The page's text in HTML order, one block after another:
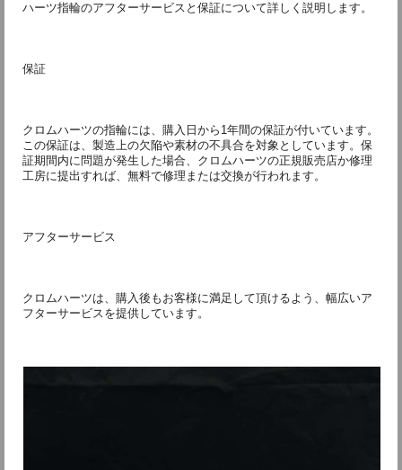
ハーツ指輪のアフターサービスと保証について詳しく説明します。
保証
クロムハーツの指輪には、購入日から1年間の保証が付いています。
この保証は、製造上の欠陥や素材の不具合を対象としています。保
証期間内に問題が発生した場合、クロムハーツの正規販売店か修理
工房に提出すれば、無料で修理または交換が行われます。
アフターサービス
クロムハーツは、購入後もお客様に満足して頂けるよう、幅広いア
フターサービスを提供しています。